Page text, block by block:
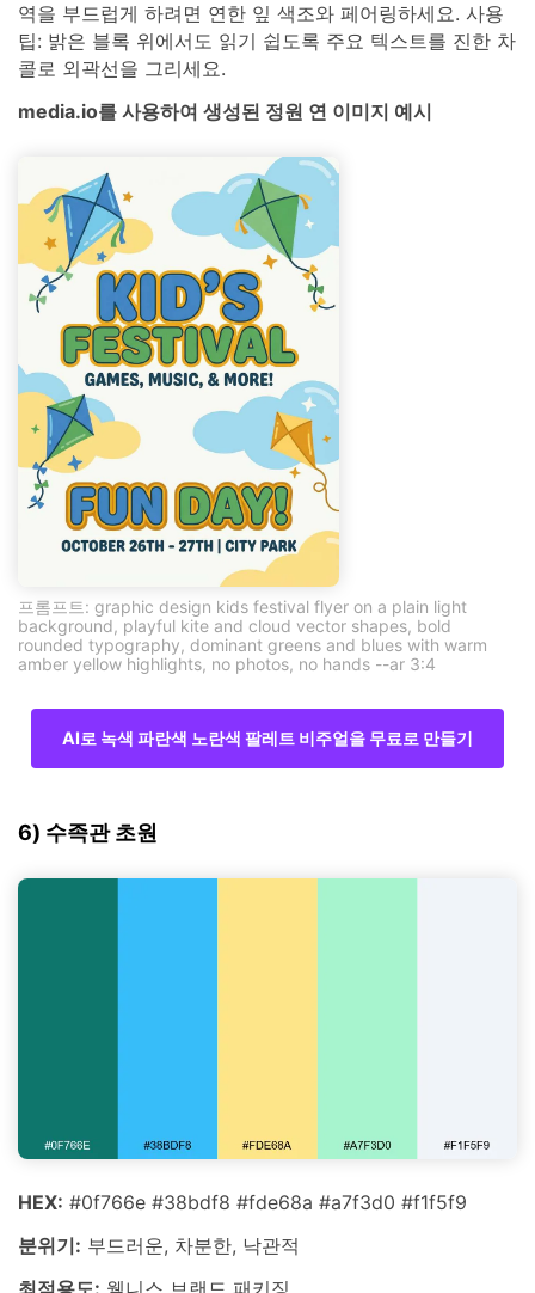
역을 부드럽게 하려면 연한 잎 색조와 페어링하세요. 사용
팁: 밝은 블록 위에서도 읽기 쉽도록 주요 텍스트를 진한 차
콜로 외곽선을 그리세요.
media.io를 사용하여 생성된 정원 연 이미지 예시
프롬프트: graphic design kids festival flyer on a plain light
background, playful kite and cloud vector shapes, bold
rounded typography, dominant greens and blues with warm
amber yellow highlights, no photos, no hands --ar 3:4
AI로 녹색 파란색 노란색 팔레트 비주얼을 무료로 만들기
6) 수족관 초원
HEX: #0f766e #38bdf8 #fde68a #a7f3d0 #f1f5f9
분위기: 부드러운, 차분한, 낙관적
최적용도: 웰니스 브랜드 패키징